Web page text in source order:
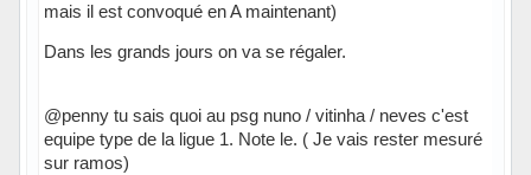
mais il est convoqué en A maintenant)
Dans les grands jours on va se régaler.
@penny tu sais quoi au psg nuno / vitinha / neves c'est
equipe type de la ligue 1. Note le. ( Je vais rester mesuré
sur ramos)